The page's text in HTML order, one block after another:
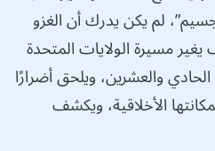
لم يكن يدرك أن الغزو
مسيرة الولايات المتحدة
والعشرين، ويلحق أضرارًا
الأخلاقية، ويكشف